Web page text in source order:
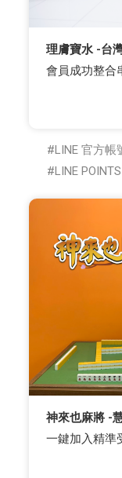
理膚寶水 -台
會員成功整合
LINE 官方帳
LINE POINTS
神來也麻將 -
一鍵加入精準